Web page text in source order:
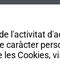
l'activitat
caràcter
Cookies,